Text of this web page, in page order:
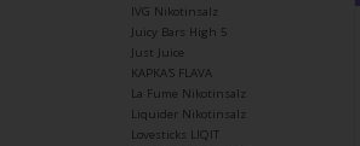
IVG Nikotinsalz
Juicy Bars High 5
Just Juice
KAPKA'S FLAVA
La Fume Nikotinsalz
Liquider Nikotinsalz
Lovesticks LIQIT